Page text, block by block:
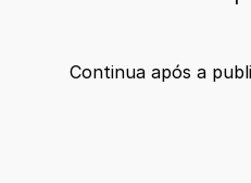
Continua após a